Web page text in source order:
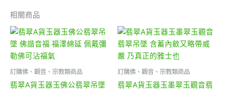
相關商品
訂購佛、觀音、宗教類商品
翡翠A貨玉器玉佛公翡翠吊墜
訂購佛、觀音、宗教類商品
翡翠A貨玉器玉墨翠玉觀音翡